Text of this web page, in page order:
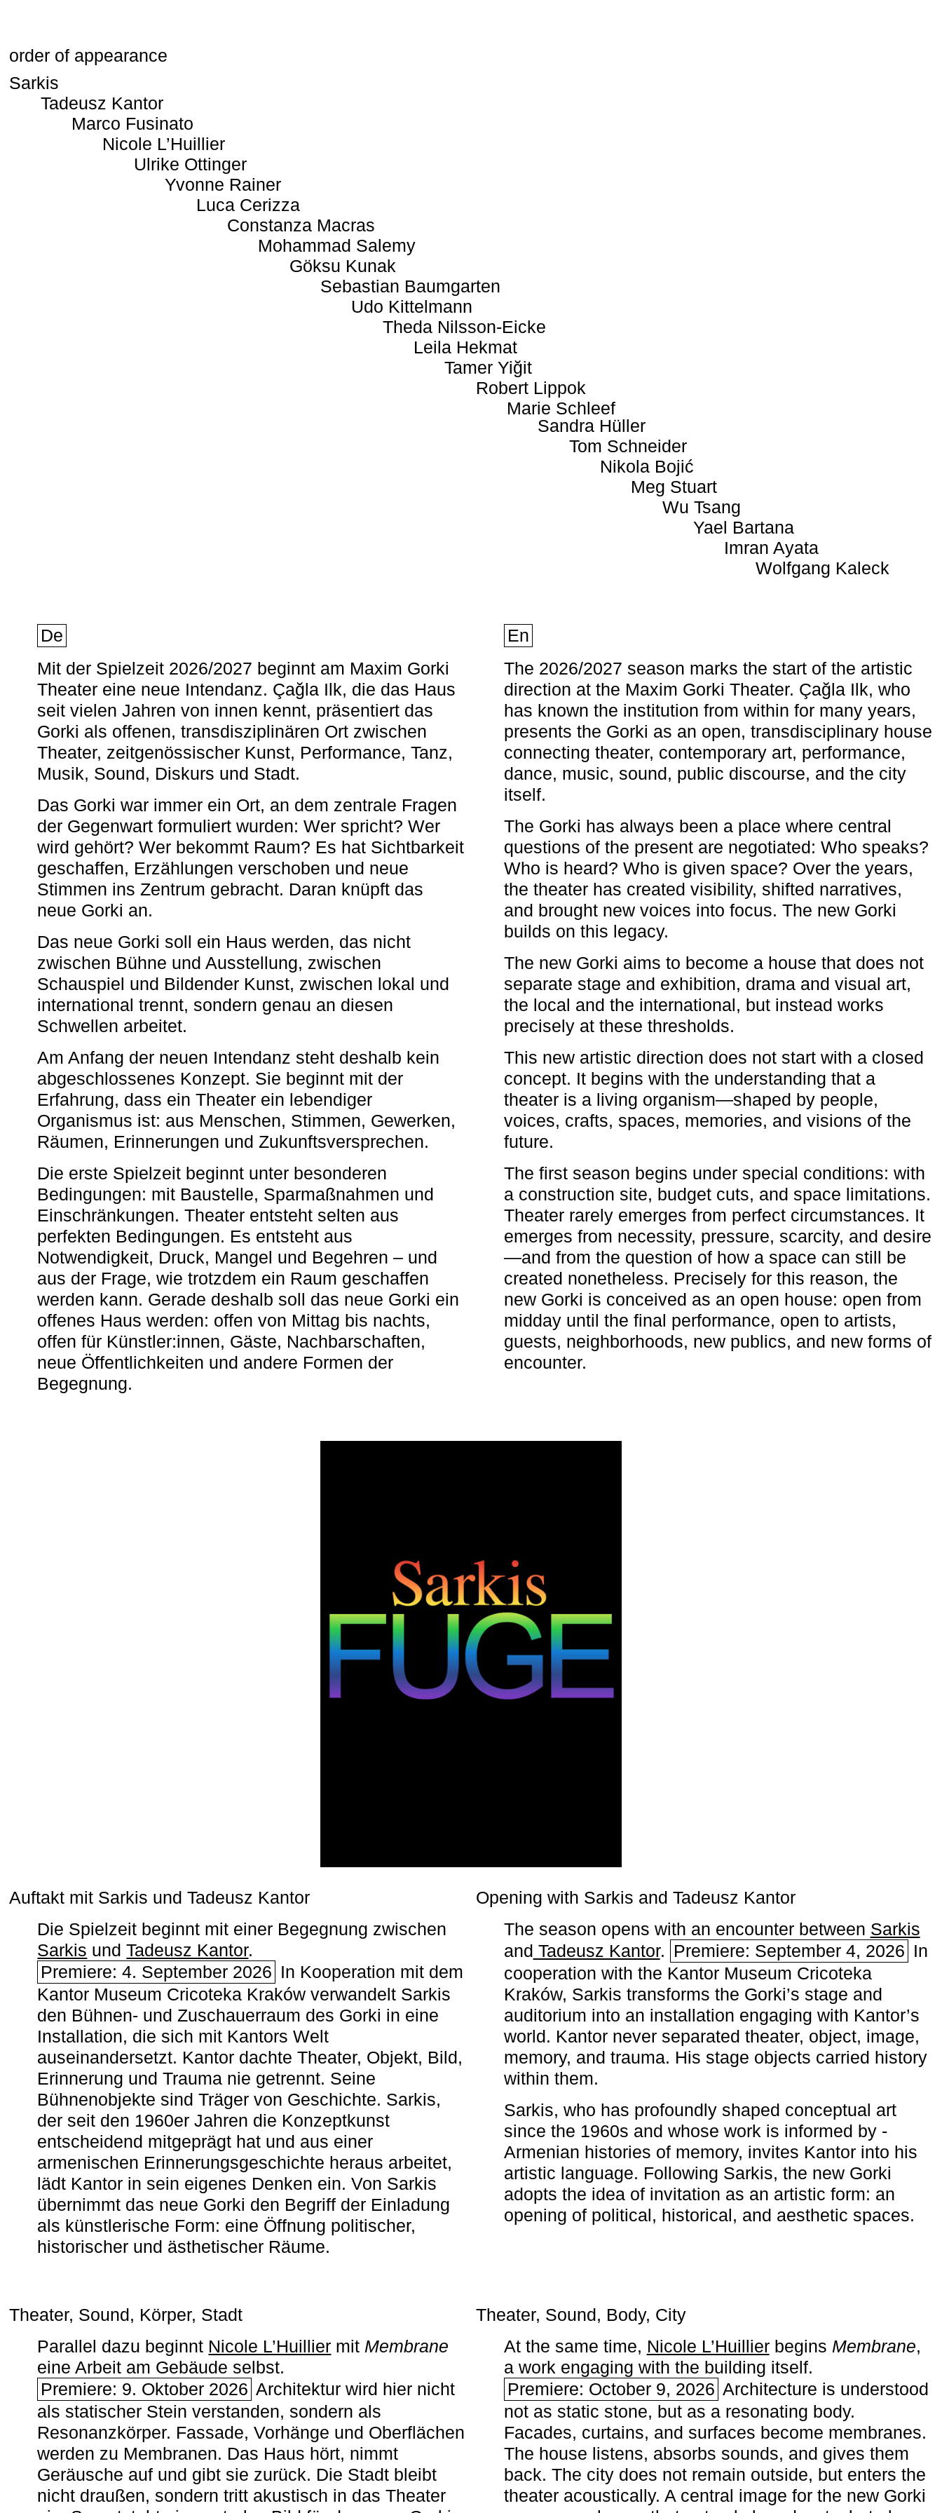
order of appearance
Sarkis
Tadeusz Kantor
Marco Fusinato
Nicole L’Huillier
Ulrike Ottinger
Yvonne Rainer
Luca Cerizza
Constanza Macras
Mohammad Salemy
Göksu Kunak
Sebastian Baumgarten
Udo Kittelmann
Theda Nilsson-Eicke
Leila Hekmat
Tamer Yiğit
Robert Lippok
Marie Schleef
Sandra Hüller
Tom Schneider
Nikola Bojić
Meg Stuart
Wu Tsang
Yael Bartana
Imran Ayata
Wolfgang Kaleck
De
Mit der Spielzeit 2026/2027 beginnt am Maxim Gorki
Theater eine neue Intendanz. Çağla Ilk, die das Haus
seit vielen Jahren von innen kennt, präsentiert das
Gorki als offenen, transdisziplinären Ort zwischen
Theater, zeitgenössischer Kunst, Performance, Tanz,
Musik, Sound, Diskurs und Stadt.
Das Gorki war immer ein Ort, an dem zentrale Fragen
der Gegenwart formuliert wurden: Wer spricht? Wer
wird gehört? Wer bekommt Raum? Es hat Sichtbarkeit
geschaffen, Erzählungen verschoben und neue
Stimmen ins Zentrum gebracht. Daran knüpft das
neue Gorki an.
Das neue Gorki soll ein Haus werden, das nicht
zwischen Bühne und Ausstellung, zwischen
Schauspiel und Bildender Kunst, zwischen lokal und
international trennt, sondern genau an diesen
Schwellen arbeitet.
Am Anfang der neuen Intendanz steht deshalb kein
abgeschlossenes Konzept. Sie beginnt mit der
Erfahrung, dass ein Theater ein lebendiger
Organismus ist: aus Menschen, Stimmen, Gewerken,
Räumen, Erinnerungen und Zukunftsversprechen.
Die erste Spielzeit beginnt unter besonderen
Bedingungen: mit Baustelle, Sparmaßnahmen und
Einschränkungen. Theater entsteht selten aus
perfekten Bedingungen. Es entsteht aus
Notwendigkeit, Druck, Mangel und Begehren – und
aus der Frage, wie trotzdem ein Raum geschaffen
werden kann. Gerade deshalb soll das neue Gorki ein
offenes Haus werden: offen von Mittag bis nachts,
offen für Künstler:innen, Gäste, Nachbarschaften,
neue Öffentlichkeiten und andere Formen der
Begegnung.
En
The 2026/2027 season marks the start of the artistic
direction at the Maxim Gorki Theater. Çağla Ilk, who
has known the institution from within for many years,
presents the Gorki as an open, transdisciplinary house
connecting theater, contemporary art, performance,
dance, music, sound, public discourse, and the city
itself.
The Gorki has always been a place where central
questions of the present are negotiated: Who speaks?
Who is heard? Who is given space? Over the years,
the theater has created visibility, shifted narratives,
and brought new voices into focus. The new Gorki
builds on this legacy.
The new Gorki aims to become a house that does not
separate stage and exhibition, drama and visual art,
the local and the international, but instead works
precisely at these thresholds.
This new artistic direction does not start with a closed
concept. It begins with the understanding that a
theater is a living organism—shaped by people,
voices, crafts, spaces, memories, and visions of the
future.
The first season begins under special conditions: with
a construction site, budget cuts, and space limitations.
Theater rarely emerges from perfect circumstances. It
emerges from necessity, pressure, scarcity, and desire
—and from the question of how a space can still be
created nonetheless. Precisely for this reason, the
new Gorki is conceived as an open house: open from
midday until the final performance, open to artists,
guests, neighborhoods, new publics, and new forms of
encounter.
Auftakt mit Sarkis und Tadeusz Kantor
Die Spielzeit beginnt mit einer Begegnung zwischen
Sarkis undTadeusz Kantor.
Premiere: 4. September 2026 In Kooperation mit dem
Kantor Museum Cricoteka Kraków verwandelt Sarkis
den Bühnen- und Zuschauerraum des Gorki in eine
Installation, die sich mit Kantors Welt
auseinandersetzt. Kantor dachte Theater, Objekt, Bild,
Erinnerung und Trauma nie getrennt. Seine
Bühnenobjekte sind Träger von Geschichte. Sarkis,
der seit den 1960er Jahren die Konzeptkunst
entscheidend mitgeprägt hat und aus einer
armenischen ­Erinnerungsgeschichte heraus arbeitet,
lädt Kantor in sein eigenes Denken ein. Von Sarkis
übernimmt das neue Gorki den Begriff der Einladung
als künstlerische Form: eine Öffnung politischer,
historischer und ästhetischer Räume.
Opening with Sarkis and Tadeusz Kantor
The season opens with an encounter between Sarkis
and Tadeusz Kantor. Premiere: September 4, 2026 In
cooperation with the ­Kantor Museum Cricoteka
Kraków, Sarkis transforms the Gorki’s stage and
auditorium into an installation engaging with Kantor’s
world. Kantor never separated theater, object, image,
memory, and trauma. His stage objects carried history
within them.
Sarkis, who has profoundly shaped conceptual art
since the 1960s and whose work is informed by ­
Armenian histories of memory, invites Kantor into his
artistic language. Following Sarkis, the new Gorki
adopts the idea of invitation as an artistic form: an
opening of political, historical, and aesthetic spaces.
Theater, Sound, Körper, Stadt
Parallel dazu beginnt Nicole L’Huillier mit ­ Membrane
eine Arbeit am Gebäude selbst.
Premiere: 9. Oktober 2026 Architektur wird hier nicht
als statischer Stein verstanden, sondern als
Resonanzkörper. Fassade, Vorhänge und Oberflächen
werden zu Membranen. Das Haus hört, nimmt
Geräusche auf und gibt sie zurück. Die Stadt bleibt
nicht draußen, sondern tritt akustisch in das Theater
Theater, Sound, Body, City
At the same time, Nicole L’Huillierbegins ­ Membrane,
a work engaging with the building itself.
Premiere: October 9, 2026 Architecture is understood
not as static stone, but as a resonating body.
Facades, curtains, and surfaces become membranes.
The house listens, absorbs sounds, and gives them
back. The city does not remain outside, but enters the
theater acoustically. A central image for the new Gorki